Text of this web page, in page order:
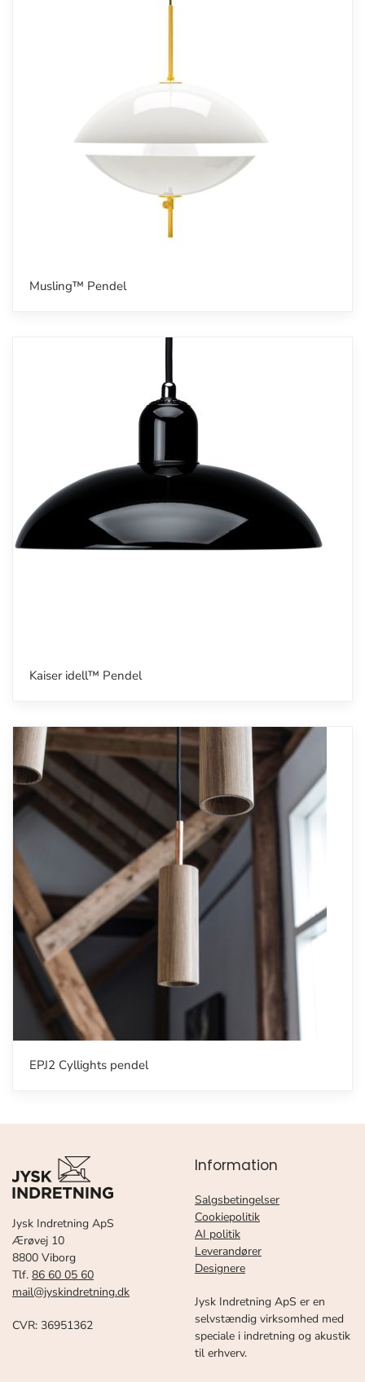
Musling™ Pendel
Kaiser idell™ Pendel
EPJ2 Cyllights pendel
Jysk Indretning ApS
Ærøvej 10
8800 Viborg
Tlf. 86 60 05 60
mail@jyskindretning.dk
CVR: 36951362
Information
Salgsbetingelser
Cookiepolitik
AI politik
Leverandører
Designere
Jysk Indretning ApS er en
selvstændig virksomhed med
speciale i indretning og akustik
til erhverv.